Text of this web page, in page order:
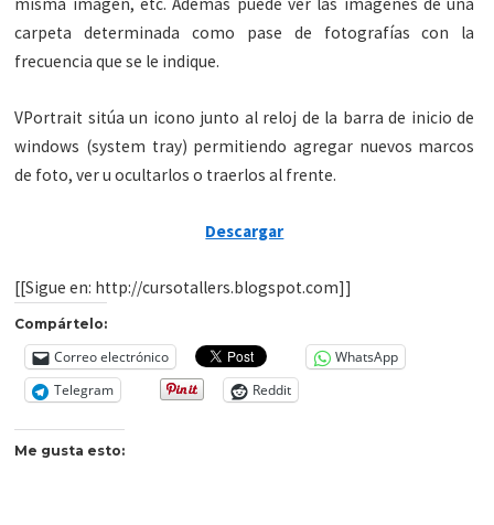
misma imagen, etc. Además puede ver las imágenes de una
carpeta determinada como pase de fotografías con la
frecuencia que se le indique.
VPortrait sitúa un icono junto al reloj de la barra de inicio de
windows (system tray) permitiendo agregar nuevos marcos
de foto, ver u ocultarlos o traerlos al frente.
Descargar
[[Sigue en: http://cursotallers.blogspot.com]]
Compártelo:
Correo electrónico
WhatsApp
Telegram
Reddit
Me gusta esto: